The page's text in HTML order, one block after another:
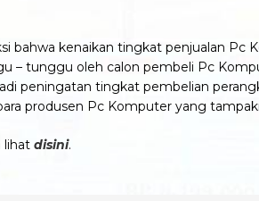
bahwa kenaikan tingkat penjualan Pc
tunggu oleh calon pembeli Pc
peningatan tingkat pembelian
produsen Pc Komputer yang
lihat disini.